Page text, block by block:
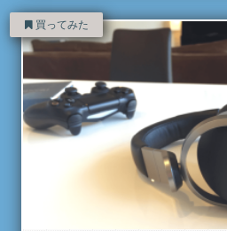
買ってみた